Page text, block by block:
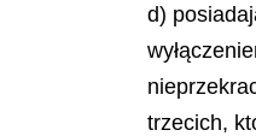
d)
trzecich,